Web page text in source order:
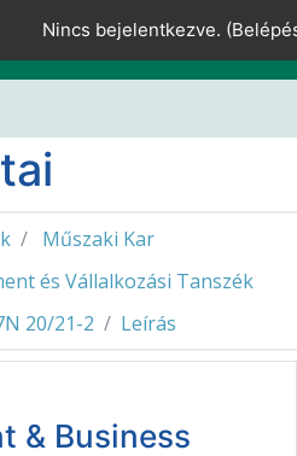
Nincs bejelentkezve. (
Műszaki Kar
és Vállalkozási Tanszék
20/21-2
Leírás
& Business